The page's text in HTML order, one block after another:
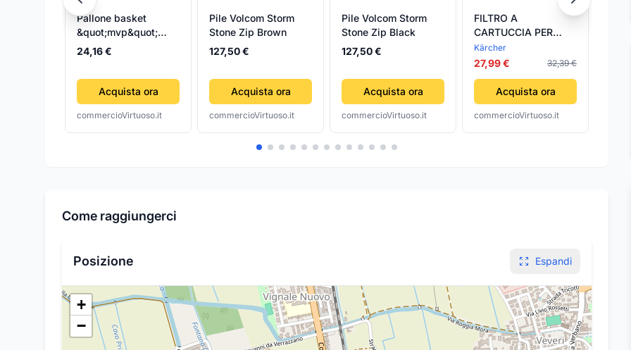
Pallone basket
&quot;mvp&quot;
size 7
24,16 €
Acquista ora
commercioVirtuoso.it
Pile Volcom Storm
Stone Zip Brown
127,50 €
Acquista ora
commercioVirtuoso.it
Pile Volcom Storm
Stone Zip Black
127,50 €
Acquista ora
commercioVirtuoso.it
FILTRO A
CARTUCCIA PER
KARCHER MV2-MV3-
KARCHER- 1,0 pz
Kärcher
27,99 € 32,39 €
Acquista ora
commercioVirtuoso.it
Come raggiungerci
Posizione Espandi
+
−